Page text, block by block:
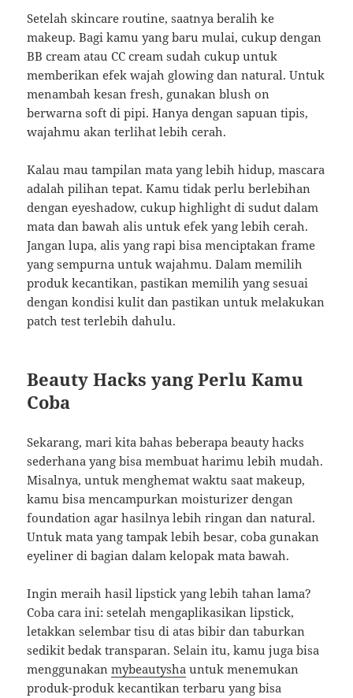
Setelah skincare routine, saatnya beralih ke
makeup. Bagi kamu yang baru mulai, cukup dengan
BB cream atau CC cream sudah cukup untuk
memberikan efek wajah glowing dan natural. Untuk
menambah kesan fresh, gunakan blush on
berwarna soft di pipi. Hanya dengan sapuan tipis,
wajahmu akan terlihat lebih cerah.
Kalau mau tampilan mata yang lebih hidup, mascara
adalah pilihan tepat. Kamu tidak perlu berlebihan
dengan eyeshadow, cukup highlight di sudut dalam
mata dan bawah alis untuk efek yang lebih cerah.
Jangan lupa, alis yang rapi bisa menciptakan frame
yang sempurna untuk wajahmu. Dalam memilih
produk kecantikan, pastikan memilih yang sesuai
dengan kondisi kulit dan pastikan untuk melakukan
patch test terlebih dahulu.
Beauty Hacks yang Perlu Kamu
Coba
Sekarang, mari kita bahas beberapa beauty hacks
sederhana yang bisa membuat harimu lebih mudah.
Misalnya, untuk menghemat waktu saat makeup,
kamu bisa mencampurkan moisturizer dengan
foundation agar hasilnya lebih ringan dan natural.
Untuk mata yang tampak lebih besar, coba gunakan
eyeliner di bagian dalam kelopak mata bawah.
Ingin meraih hasil lipstick yang lebih tahan lama?
Coba cara ini: setelah mengaplikasikan lipstick,
letakkan selembar tisu di atas bibir dan taburkan
sedikit bedak transparan. Selain itu, kamu juga bisa
menggunakanmybeautysha untuk menemukan
produk-produk kecantikan terbaru yang bisa